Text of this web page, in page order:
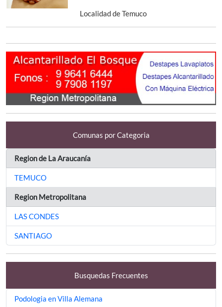
Localidad de Temuco
Comunas por Categoria
Region de La Araucanía
TEMUCO
Region Metropolitana
LAS CONDES
SANTIAGO
Busquedas Frecuentes
Podologia en Villa Alemana